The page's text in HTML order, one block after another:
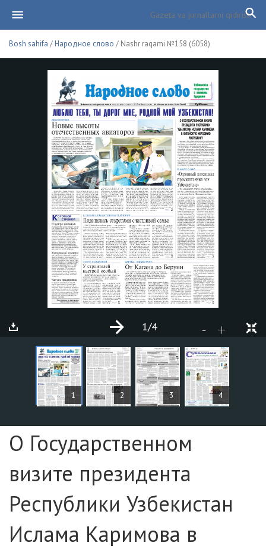
Bosh sahifa /Народное слово / Nashr raqami №158 (6058)
1 2 3 4
- +
1/4
MAQOLALAR
Sahifa №1
О Государственном
визите президента
Республики Узбекистан
Ислама Каримова в